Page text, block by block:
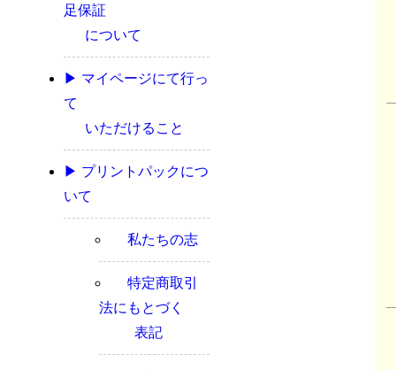
足保証
について
▶ マイページにて行っ
て
いただけること
▶ プリントパックにつ
いて
私たちの志
特定商取引
法にもとづく
表記